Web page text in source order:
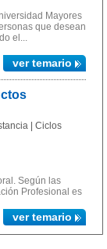
Mayores
que desean
el...
ver temario
| Ciclos
Según las
Profesional es
ver temario